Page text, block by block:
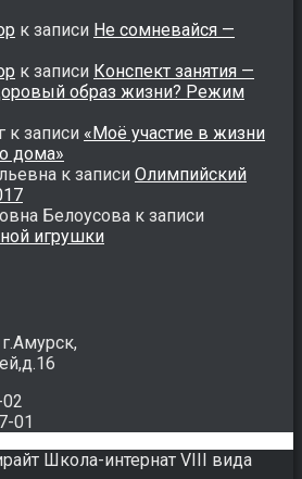
к записи Не сомневайся —
к записи Конспект занятия —
образ жизни? Режим
к записи «Моё участие в жизни
дома»
к записи Олимпийский
Белоусова к записи
игрушки
01
Школа-интернат VIII вида